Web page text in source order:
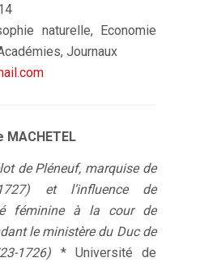
naturelle, Economie
Journaux
MACHETEL
de Pléneuf, marquise de
et l’influence de
féminine à la cour de
le ministère du Duc de
1726) * Université de